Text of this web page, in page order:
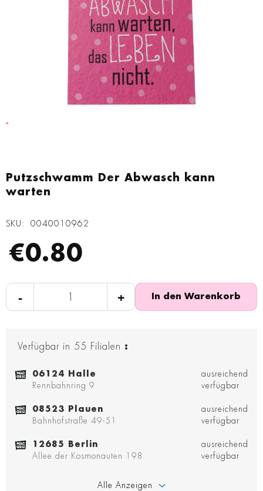
Putzschwamm Der Abwasch kann
warten
SKU 0040010962
€0.80
- + In den Warenkorb
Verfügbar in 55 Filialen :
06124 Halle
Rennbahnring 9
ausreichend
verfügbar
08523 Plauen
Bahnhofstraße 49-51
ausreichend
verfügbar
12685 Berlin
Allee der Kosmonauten 198
ausreichend
verfügbar
Alle Anzeigen
Anfang
der